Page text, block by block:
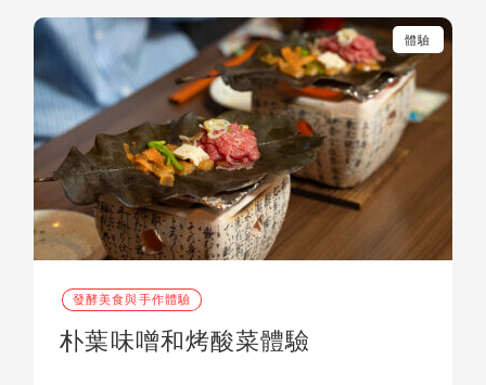
體驗
發酵美食與手作體驗
朴葉味噌和烤酸菜體驗